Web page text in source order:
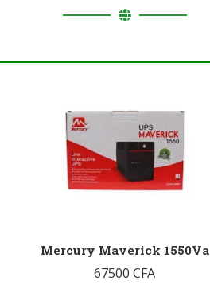
Mercury Maverick 1550Va
67500CFA